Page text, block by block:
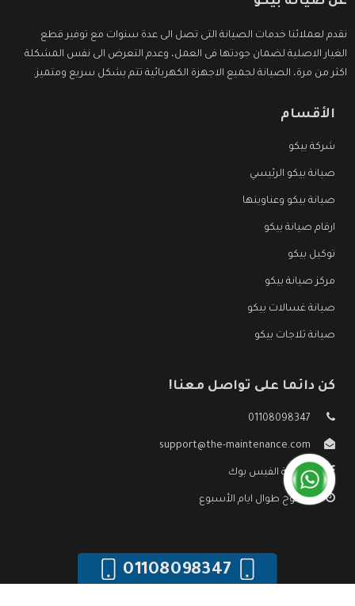
نقدم لعملائنا خدمات الصيانة التى تصل الى عدة سنوات مع توفير قطع
الغيار الاصلية لضمان جودتها فى العمل، وعدم التعرض الى نفس المشكلة
اكثر من مرة، الصيانة لجميع الاجهزة الكهربائية تتم بشكل سريع ومتميز.
الأقسام
شركة بيكو
صيانة بيكو الرئيسي
صيانة بيكو وعناوينها
ارقام صيانة بيكو
توكيل بيكو
مركز صيانة بيكو
صيانة غسالات بيكو
صيانة ثلاجات بيكو
كن دائما على تواصل معنا!
01108098347
support@the-maintenance.com
صفحة الفيس بوك
مفتوح طوال ايام الأسبوع
01108098347